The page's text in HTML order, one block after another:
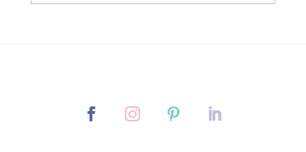
Articoli